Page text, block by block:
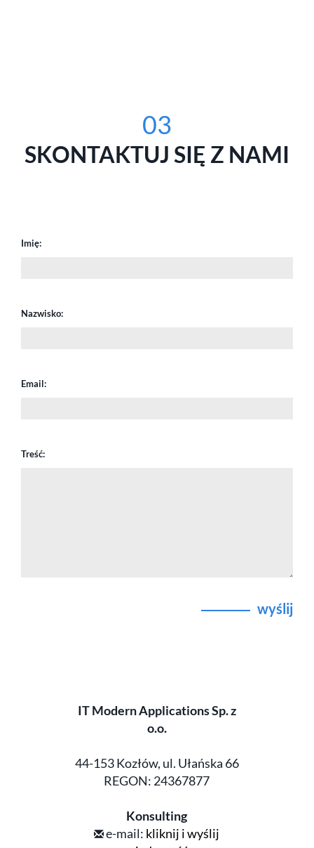
03
SKONTAKTUJ SIĘ Z NAMI
Imię:
Nazwisko:
Email:
Treść:
wyślij
IT Modern Applications Sp. z
o.o.
44-153 Kozłów, ul. Ułańska 66
REGON: 24367877
Konsulting
e-mail: kliknij i wyślij